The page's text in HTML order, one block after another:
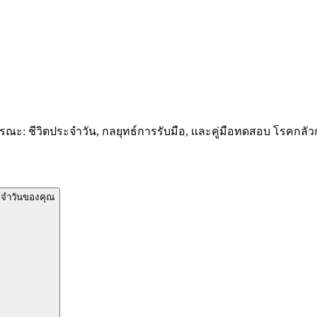
ณะ: ชีวิตประจำวัน, กลยุทธ์การรับมือ, และคู่มือทดสอบ โรคก
จำวันของคุณ